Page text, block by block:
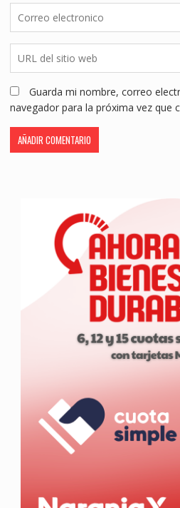
Guarda mi nombre, correo
navegador para la próxima vez que